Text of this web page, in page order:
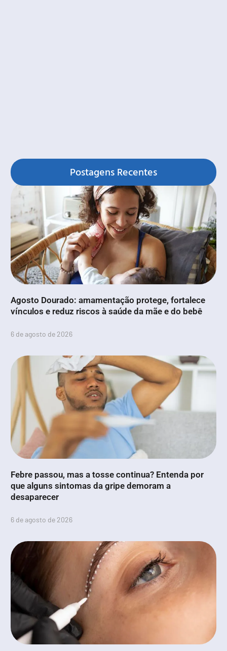
Postagens Recentes
Agosto Dourado: amamentação protege, fortalece
vínculos e reduz riscos à saúde da mãe e do bebê
6 de agosto de 2026
Febre passou, mas a tosse continua? Entenda por
que alguns sintomas da gripe demoram a
desaparecer
6 de agosto de 2026